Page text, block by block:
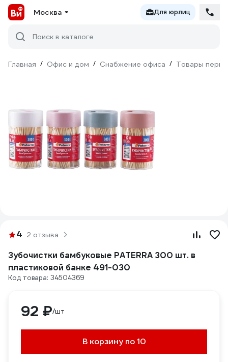
Москва Для юрлиц
Поиск в каталоге
Главная / Офис и дом / Снабжение офиса / Товары
4 2 отзыва
Зубочистки бамбуковые PATERRA 300 шт. в
пластиковой банке 491-030
Код товара: 34504369
92 ₽/шт
В корзину по 10